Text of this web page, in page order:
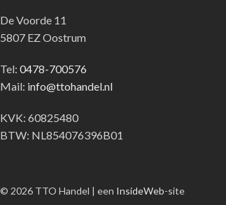
De Voorde 11
5807 EZ Oostrum
Tel: 0478-700576
Mail: info@ttohandel.nl
KVK: 60825480
BTW: NL854076396B01
© 2026 TTO Handel | een InsideWeb-site